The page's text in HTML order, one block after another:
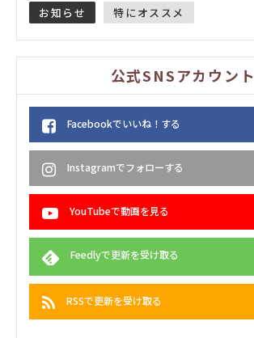
お知らせ 特にオススメ
公式SNSアカウント
Facebookでいいね！する
Instagramでフォローする
YouTubeで動画を見る
Feedlyで更新を受け取る
RSSで更新を受け取る